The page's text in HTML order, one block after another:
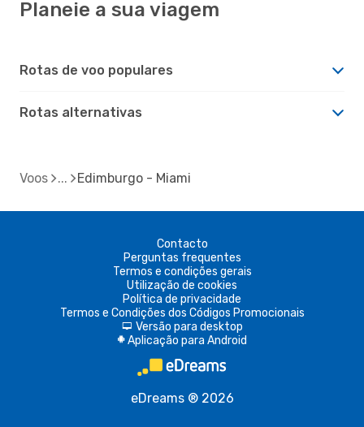
Planeie a sua viagem
Rotas de voo populares
Rotas alternativas
Voos Edimburgo - Miami
Contacto
Perguntas frequentes
Termos e condições gerais
Utilização de cookies
Política de privacidade
Termos e Condições dos Códigos Promocionais
d Versão para desktop
A Aplicação para Android
eDreams ® 2026